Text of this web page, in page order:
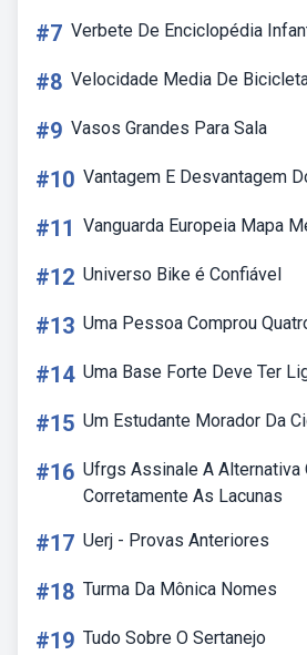
#7 Verbete De Enciclopédia
#8 Velocidade Media De
#9 Vasos Grandes Para Sala
#10 Vantagem E Desvantagem
#11 Vanguarda Europeia Mapa
#12 Universo Bike é Confiável
#13 Uma Pessoa Comprou
#14 Uma Base Forte Deve Ter
#15 Um Estudante Morador Da
#16 Ufrgs Assinale A Alternativa
Corretamente As Lacunas
#17 Uerj - Provas Anteriores
#18 Turma Da Mônica Nomes
#19 Tudo Sobre O Sertanejo